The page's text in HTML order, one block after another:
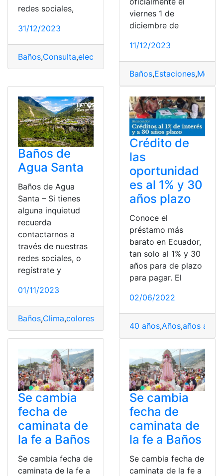
redes sociales,
31/12/2023
Baños,Consulta,electricidad
viernes 1 de
diciembre de
11/12/2023
Baños,Estaciones,Metro
Baños de
Agua Santa
Baños de Agua
Santa – Si tienes
alguna inquietud
recuerda
contactarnos a
través de nuestras
redes sociales, o
regístrate y
01/11/2023
Baños,Clima,colores
Crédito de
las
oportunidad
es al 1% y 30
años plazo
Conoce el
préstamo más
barato en Ecuador,
tan solo al 1% y 30
años para de plazo
para pagar. El
02/06/2022
40 años,Años,años
Se cambia
fecha de
caminata de
la fe a Baños
Se cambia fecha de
caminata de la fe a
Se cambia
fecha de
caminata de
la fe a Baños
Se cambia fecha de
caminata de la fe a